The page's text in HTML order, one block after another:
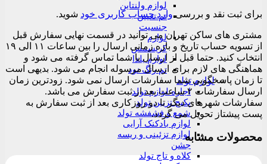
لوازم ولنتاین
تم تعیین
جنسیت
لوازم
کریسمس
لوازم یلدا
تم رنگ نود
لوازم تولد
اجاره لوازم تولد
پکیج تزیین تولد
شمع و فشفشه تولد
لوازم بادکنک آرایی
لوازم تزئینی و ریسه
جشن
کلاه و تاج تولد
برای ثبت نقد و بررسیوارد حساب کاربری خود شوید.
مشتری های ساکن تهران می توانید در قسمت نهایی سفارش قبل
از تسویه حساب تاریخ و بازه زمانی ارسال را بین ساعات ۱۱ الی ۱۹
انتخاب کنید. حتما قبل از ارسال با شما تماس گرفته می شود و
هماهنگی های لازم برای ارسال مرسوله انجام می شود. بدیهی است
تا زمان پاسخگویی شما سفارشات ارسال نمی شود. زودترین زمان
ارسال سفارشات ۲ ساعت بعد از ثبت سفارش می باشد.
سفارشات شهرهای دیگر تا دو روزکاری بعد از ثبت سفارش به
پست پیشتاز تحویل می گردد.
محصولات مشابه